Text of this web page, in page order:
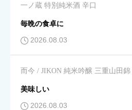
星の数をお選びください
飲みやすさ
星の数をお選びください
一ノ蔵 特別純米酒 辛口
毎晩の食卓に
2026.08.03
而今 / JIKON 純米吟醸 三重山田錦
美味しい
2026.08.03